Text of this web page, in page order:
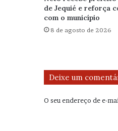
de Jequié e reforça
com o município
8 de agosto de 2026
Deixe um
O seu endereço de e-